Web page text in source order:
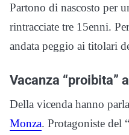
Partono di nascosto per
rintracciate tre 15enni.
andata peggio ai titolari
Vacanza “proibita”
Della vicenda hanno
Monza. Protagoniste del